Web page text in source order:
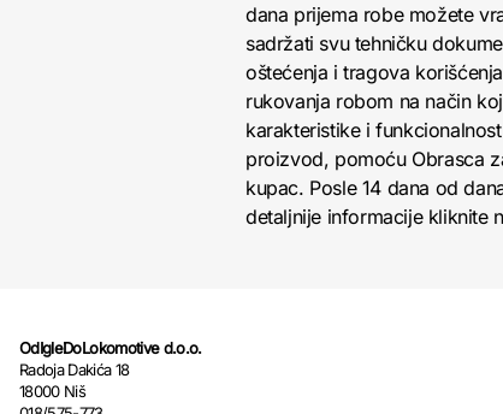
dana prijema robe možete
sadržati svu tehničku
oštećenja i tragova
rukovanja robom na način
karakteristike i
proizvod, pomoću Obrasca
kupac. Posle 14 dana od
detaljnije informacije kliknite
OdIgleDoLokomotive d.o.o.
Radoja Dakića 18
18000 Niš